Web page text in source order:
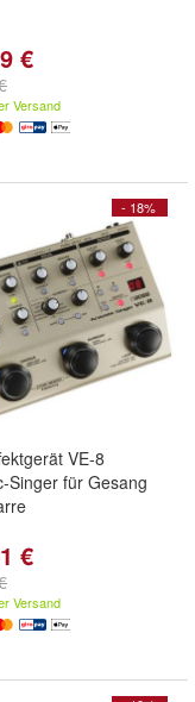
€
Versand
- 18%
VE-8
Singer für Gesang
€
Versand